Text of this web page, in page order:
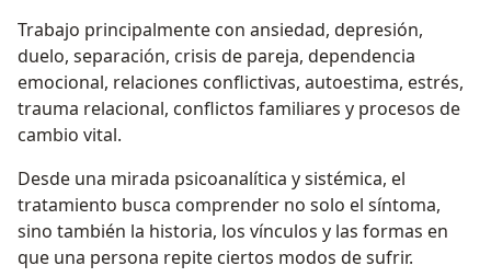
Trabajo principalmente con ansiedad, depresión,
duelo, separación, crisis de pareja, dependencia
emocional, relaciones conflictivas, autoestima, estrés,
trauma relacional, conflictos familiares y procesos de
cambio vital.
Desde una mirada psicoanalítica y sistémica, el
tratamiento busca comprender no solo el síntoma,
sino también la historia, los vínculos y las formas en
que una persona repite ciertos modos de sufrir.